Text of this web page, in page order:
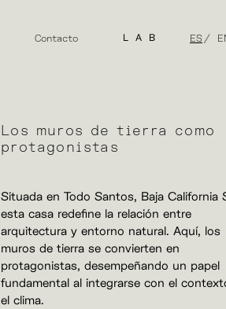
Contacto LAB ES
Los muros de tierra como
protagonistas
Situada en Todo Santos, Baja California
esta casa redefine la relación entre
arquitectura y entorno natural. Aquí, los
muros de tierra se convierten en
protagonistas, desempeñando un papel
fundamental al integrarse con el
el clima.